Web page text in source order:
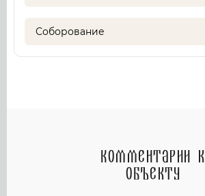
Соборование
Комментарии к
объекту